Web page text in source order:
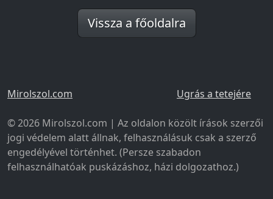
Vissza a főoldalra
Ugrás a tetejére
Mirolszol.com
© 2026 Mirolszol.com | Az oldalon közölt írások szerzői
jogi védelem alatt állnak, felhasználásuk csak a szerző
engedélyével történhet. (Persze szabadon
felhasználhatóak puskázáshoz, házi dolgozathoz.)